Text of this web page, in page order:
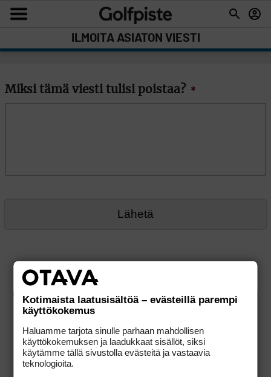
ILMOITA ASIATON VIESTI
Miksi tämä viesti tulisi poistaa? *
Kotimaista laatusisältöä – evästeillä parempi
käyttökokemus
Haluamme tarjota sinulle parhaan mahdollisen
käyttökokemuksen ja laadukkaat sisällöt, siksi
käytämme tällä sivustolla evästeitä ja vastaavia
teknologioita.